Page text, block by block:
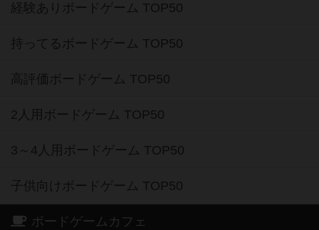
経験ありボードゲーム TOP50
持ってるボードゲーム TOP50
高評価ボードゲーム TOP50
2人用ボードゲーム TOP50
3～4人用ボードゲーム TOP50
子供向けボードゲーム TOP50
ボードゲームカフェ